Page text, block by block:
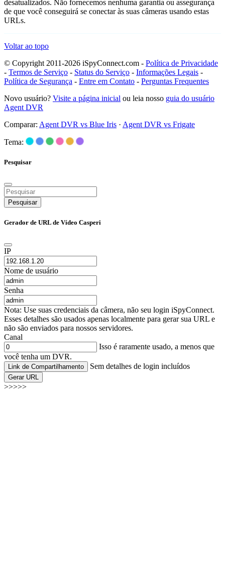
desatualizados. Não fornecemos nenhuma garantia ou assegurança
de que você conseguirá se conectar às suas câmeras usando estas
URLs.
Voltar ao topo
© Copyright 2011-2026 iSpyConnect.com - Política de Privacidade
- Termos de Serviço - Status do Serviço - Informações Legais -
Política de Segurança - Entre em Contato - Perguntas Frequentes
Novo usuário? Visite a página inicial ou leia nosso guia do usuário
Agent DVR
Comparar: Agent DVR vs Blue Iris · Agent DVR vs Frigate
Tema:
Pesquisar
Pesquisar
Gerador de URL de Vídeo Casperi
IP
Nome de usuário
Senha
Nota: Use suas credenciais da câmera, não seu login iSpyConnect.
Esses detalhes são usados apenas localmente para gerar sua URL e
não são enviados para nossos servidores.
Canal
Isso é raramente usado, a menos que
você tenha um DVR.
Link de Compartilhamento Sem detalhes de login incluídos
Gerar URL
>>>>>